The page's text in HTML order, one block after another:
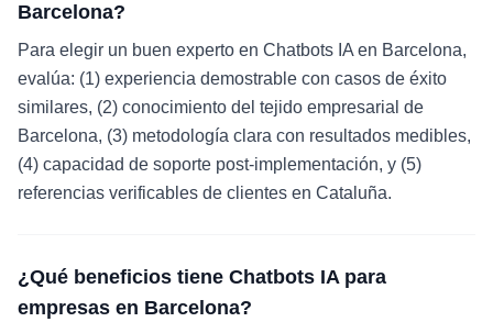
Barcelona?
Para elegir un buen experto en Chatbots IA en Barcelona,
evalúa: (1) experiencia demostrable con casos de éxito
similares, (2) conocimiento del tejido empresarial de
Barcelona, (3) metodología clara con resultados medibles,
(4) capacidad de soporte post-implementación, y (5)
referencias verificables de clientes en Cataluña.
¿Qué beneficios tiene Chatbots IA para
empresas en Barcelona?